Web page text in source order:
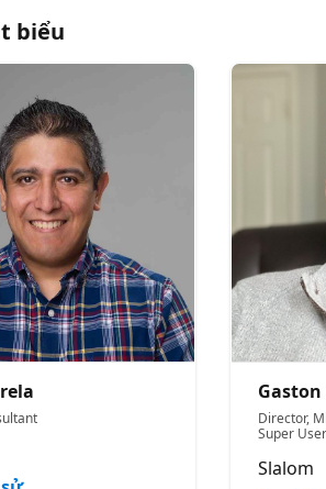
biểu
Gaston
Director,
Super User
Slalom